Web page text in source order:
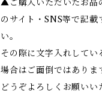
▲ご購入いただいたお品
のサイト・SNS等で記
い。
その際に文字入れして
場合はご面倒ではありま
どうぞよろしくお願いい